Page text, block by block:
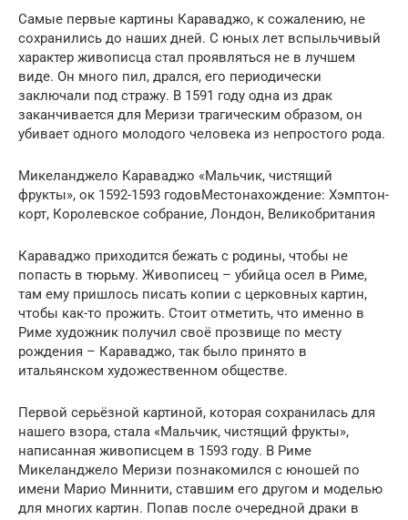
Самые первые картины Караваджо, к сожалению, не
сохранились до наших дней. С юных лет вспыльчивый
характер живописца стал проявляться не в лучшем
виде. Он много пил, дрался, его периодически
заключали под стражу. В 1591 году одна из драк
заканчивается для Меризи трагическим образом, он
убивает одного молодого человека из непростого рода.
Микеланджело Караваджо «Мальчик, чистящий
фрукты», ок 1592-1593 годовМестонахождение: Хэмптон-
корт, Королевское собрание, Лондон, Великобритания
Караваджо приходится бежать с родины, чтобы не
попасть в тюрьму. Живописец – убийца осел в Риме,
там ему пришлось писать копии с церковных картин,
чтобы как-то прожить. Стоит отметить, что именно в
Риме художник получил своё прозвище по месту
рождения – Караваджо, так было принято в
итальянском художественном обществе.
Первой серьёзной картиной, которая сохранилась для
нашего взора, стала «Мальчик, чистящий фрукты»,
написанная живописцем в 1593 году. В Риме
Микеланджело Меризи познакомился с юношей по
имени Марио Миннити, ставшим его другом и моделью
для многих картин. Попав после очередной драки в